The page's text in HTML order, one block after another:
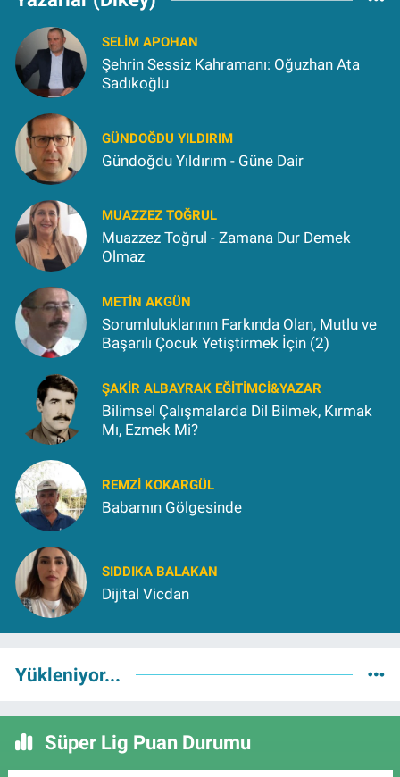
SELIM APOHAN
Şehrin Sessiz Kahramanı: Oğuzhan Ata
Sadıkoğlu
GÜNDOĞDU YILDIRIM
Gündoğdu Yıldırım - Güne Dair
MUAZZEZ TOĞRUL
Muazzez Toğrul - Zamana Dur Demek
Olmaz
METIN AKGÜN
Sorumluluklarının Farkında Olan, Mutlu ve
Başarılı Çocuk Yetiştirmek İçin (2)
ŞAKIR ALBAYRAK EĞITIMCI&YAZAR
Bilimsel Çalışmalarda Dil Bilmek, Kırmak
Mı, Ezmek Mi?
REMZI KOKARGÜL
Babamın Gölgesinde
SIDDIKA BALAKAN
Dijital Vicdan
Yükleniyor...
Süper Lig Puan Durumu